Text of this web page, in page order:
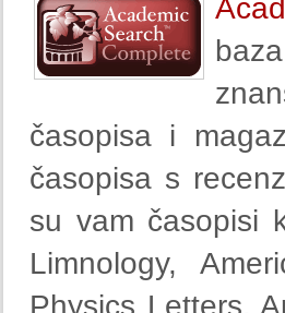
časopisa i
časopisa s
su vam časopisi
Limnology,
Physics Letters,